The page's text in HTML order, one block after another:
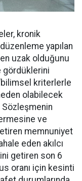
kronik
yapılan
uzak olduğunu
gördüklerini
kriterlerle
olabilecek
ve
memnuniyet
eden akılcı
getiren son 6
oranı için kesinti